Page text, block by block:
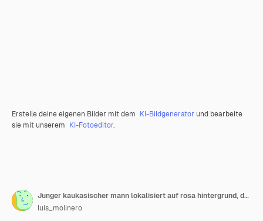
Erstelle deine eigenen Bilder mit dem KI-Bildgenerator und bearbeite
sie mit unserem KI-Fotoeditor.
Junger kaukasischer mann lokalisiert auf rosa hintergrund, der telefongeste macht und zweifelt
luis_molinero